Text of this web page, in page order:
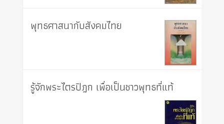
พุทธศาสนากับสังคมไทย
รู้จักพระไตรปิฎก เพื่อเป็นชาวพุทธที่แท้